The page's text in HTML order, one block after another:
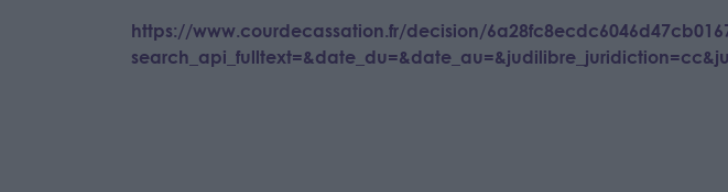
https://www.courdecassation.fr/decision/